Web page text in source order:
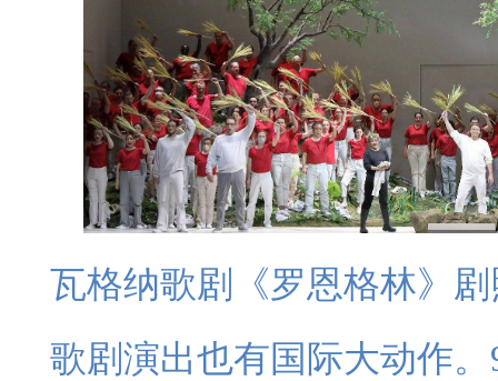
瓦格纳歌剧《罗恩格林》
歌剧演出也有国际大动作